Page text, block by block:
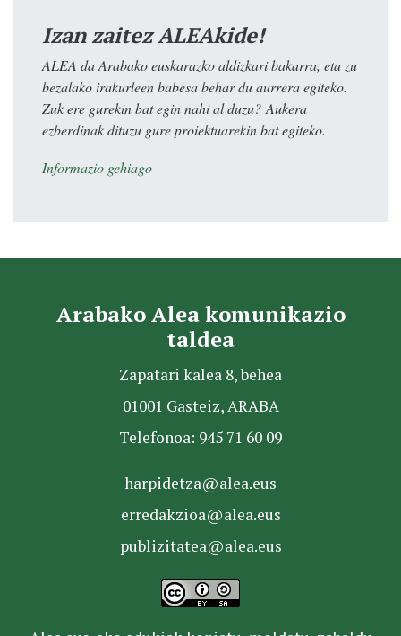
Izan zaitez ALEAkide!
ALEA da Arabako euskarazko aldizkari bakarra, eta zu
bezalako irakurleen babesa behar du aurrera egiteko.
Zuk ere gurekin bat egin nahi al duzu? Aukera
ezberdinak dituzu gure proiektuarekin bat egiteko.
Informazio gehiago
Arabako Alea komunikazio
taldea
Zapatari kalea 8, behea
01001 Gasteiz, ARABA
Telefonoa: 945 71 60 09
harpidetza@alea.eus
erredakzioa@alea.eus
publizitatea@alea.eus